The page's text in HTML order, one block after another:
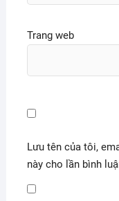
Trang web
Lưu tên của tôi,
này cho lần bình